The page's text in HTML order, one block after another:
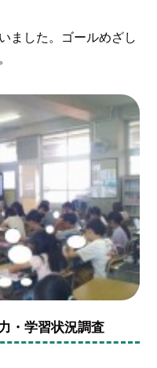
ました。ゴールめざし
・学習状況調査